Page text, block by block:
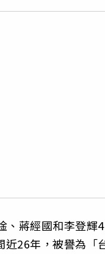
、蔣經國和李登輝4
近26年，被譽為「